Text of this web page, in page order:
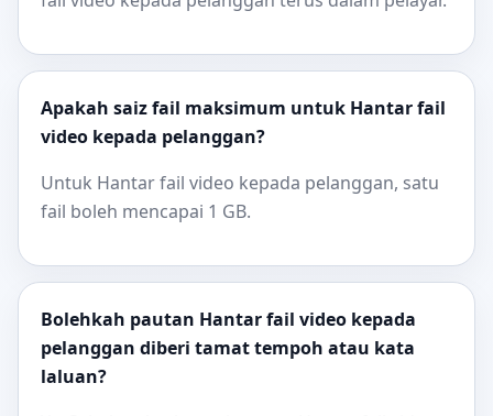
Apakah saiz fail maksimum untuk Hantar fail
video kepada pelanggan?
Untuk Hantar fail video kepada pelanggan, satu
fail boleh mencapai 1 GB.
Bolehkah pautan Hantar fail video kepada
pelanggan diberi tamat tempoh atau kata
laluan?